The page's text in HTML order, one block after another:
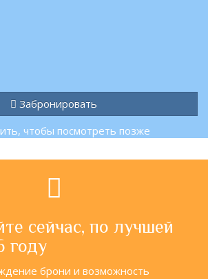
Забронировать
чтобы посмотреть позже
сейчас, по лучшей
году
брони и возможность